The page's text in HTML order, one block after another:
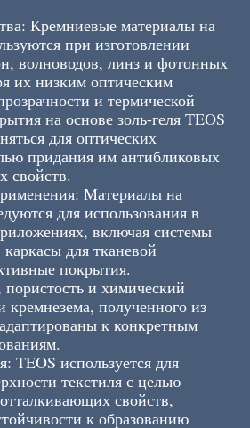
Кремниевые материалы на
при изготовлении
волноводов, линз и фотонных
их низким оптическим
и термической
на основе золь-геля TEOS
для оптических
придания им антибликовых
свойств.
Материалы на
для использования в
включая системы
для тканевой
покрытия.
и химический
кремнезема, полученного из
к конкретным
TEOS используется для
текстиля с целью
свойств,
к образованию